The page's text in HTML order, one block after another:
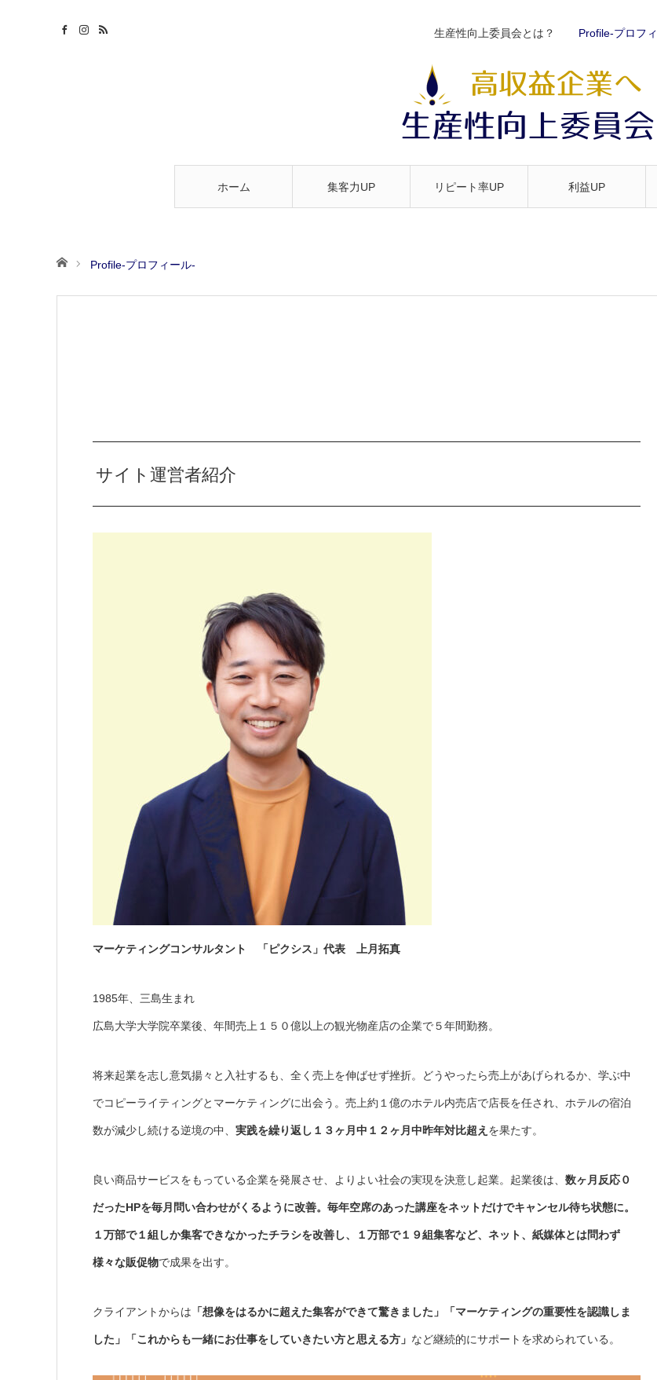
ホーム 集客力UP リピート率UP 利益UP
生産性向上委員会とは？ Profile-プロフ
ホームProfile-プロフィール-
サイト運営者紹介
マーケティングコンサルタント 「ピクシス」代表 上月拓真
1985年、三島生まれ
広島大学大学院卒業後、年間売上１５０億以上の観光物産店の企業で５年間勤務。
将来起業を志し意気揚々と入社するも、全く売上を伸ばせず挫折。どうやったら売上があげられるか、学ぶ中
でコピーライティングとマーケティングに出会う。売上約１億のホテル内売店で店長を任され、ホテルの宿泊
数が減少し続ける逆境の中、 実践を繰り返し１３ヶ月中１２ヶ月中昨年対比超え を果たす。
良い商品サービスをもっている企業を発展させ、よりよい社会の実現を決意し起業。起業後は、 数ヶ月反応０
だったHPを毎月問い合わせがくるように改善。毎年空席のあった講座をネットだけでキャンセル待ち状態に。
１万部で１組しか集客できなかったチラシを改善し、１万部で１９組集客など、ネット、紙媒体とは問わず
様々な販促物で成果を出す。
クライアントからは 「想像をはるかに超えた集客ができて驚きました」「マーケティングの重要性を認識しま
した」「これからも一緒にお仕事をしていきたい方と思える方」 など継続的にサポートを求められている。